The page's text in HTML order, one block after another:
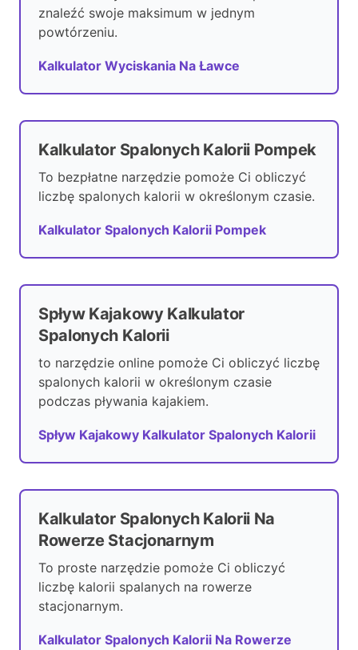
znaleźć swoje maksimum w jednym
powtórzeniu.
Kalkulator Wyciskania Na Ławce
Kalkulator Spalonych Kalorii Pompek
To bezpłatne narzędzie pomoże Ci obliczyć
liczbę spalonych kalorii w określonym czasie.
Kalkulator Spalonych Kalorii Pompek
Spływ Kajakowy Kalkulator
Spalonych Kalorii
to narzędzie online pomoże Ci obliczyć liczbę
spalonych kalorii w określonym czasie
podczas pływania kajakiem.
Spływ Kajakowy Kalkulator Spalonych Kalorii
Kalkulator Spalonych Kalorii Na
Rowerze Stacjonarnym
To proste narzędzie pomoże Ci obliczyć
liczbę kalorii spalanych na rowerze
stacjonarnym.
Kalkulator Spalonych Kalorii Na Rowerze